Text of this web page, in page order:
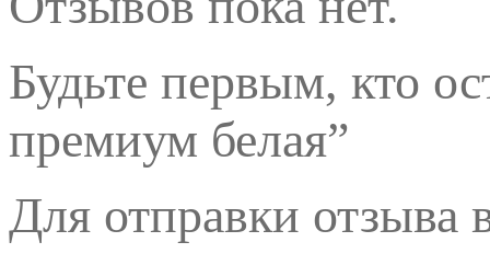
Будьте первым, кто
премиум белая”
Для отправки отзыва